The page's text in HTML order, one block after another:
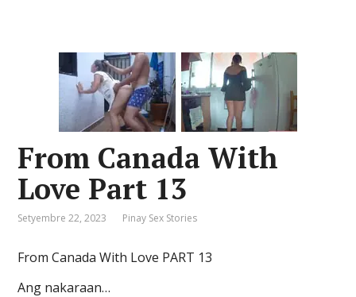
From Canada With
Love Part 13
Setyembre 22, 2023 Pinay Sex Stories
From Canada With Love PART 13
Ang nakaraan…